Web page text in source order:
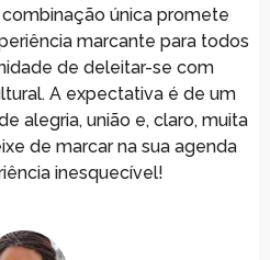
única promete
marcante para todos
de deleitar-se com
A expectativa é de um
alegria, união e, claro, muita
de marcar na sua agenda
inesquecível!